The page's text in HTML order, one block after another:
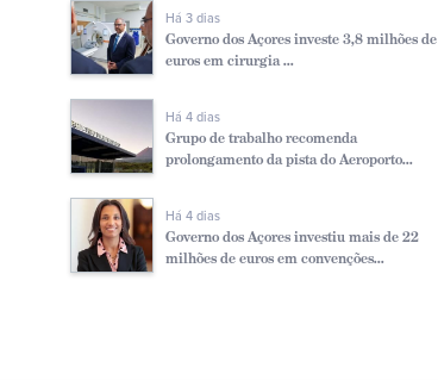
Há 3 dias
Governo dos Açores investe 3,8 milhões de
euros em cirurgia ...
Há 4 dias
Grupo de trabalho recomenda
prolongamento da pista do Aeroporto...
Há 4 dias
Governo dos Açores investiu mais de 22
milhões de euros em convenções...